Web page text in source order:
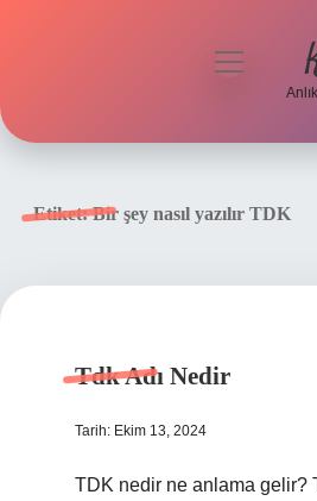
menüyü
Etiket:Bir şey nasıl yazılır TDK
Tdk Adı Nedir
Tarih: Ekim 13, 2024
TDK nedir ne anlama gelir?